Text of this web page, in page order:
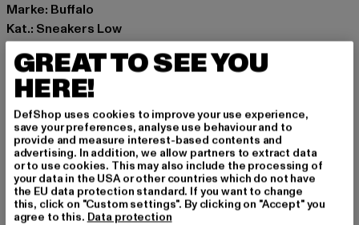
Marke: Buffalo
Kat.: Sneakers Low
Hersteller Farbe: cream/leo/orange
Obermaterial: sonstiges Material
Innenfutter: sonstiges Material
Art.Nr: PD00016407-23613
Hersteller: Buffalo Boots GmbH |service-de@buffalo-
boots.com
Schanzenstraße 41 | 51063 Köln | DE
GREAT TO SEE YOU
HERE!
DefShop uses cookies to improve your use experience,
save your preferences, analyse use behaviour and to
provide and measure interest-based contents and
advertising. In addition, we allow partners to extract data
or to use cookies. This may also include the processing of
your data in the USA or other countries which do not have
the EU data protection standard. If you want to change
this, click on "Custom settings". By clicking on "Accept" you
agree to this. Data protection